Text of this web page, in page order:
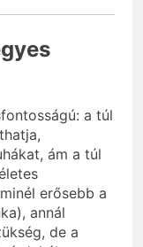
a túl
ám a túl
erősebb a
annál
de a